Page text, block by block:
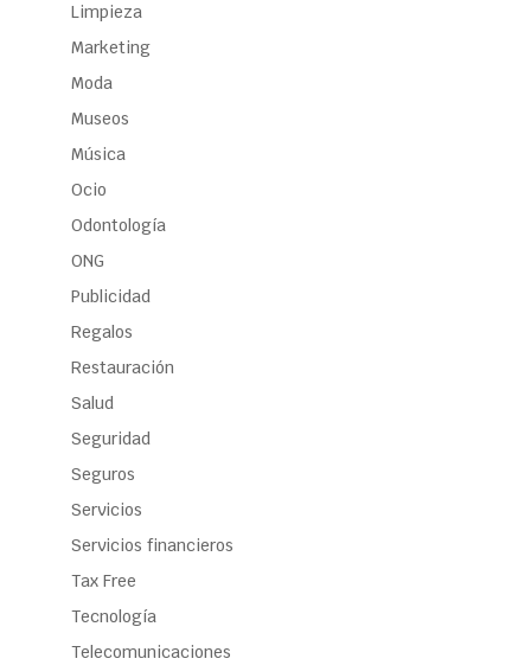
Limpieza
Marketing
Moda
Museos
Música
Ocio
Odontología
ONG
Publicidad
Regalos
Restauración
Salud
Seguridad
Seguros
Servicios
Servicios financieros
Tax Free
Tecnología
Telecomunicaciones